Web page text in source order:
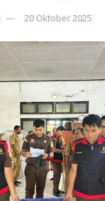
20 Oktober 2025